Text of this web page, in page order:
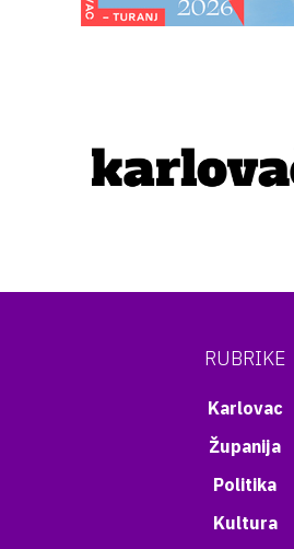
RUBRIKE
Karlovac
Županija
Politika
Kultura